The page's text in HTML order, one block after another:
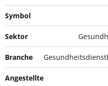
Symbol
Sektor
Branche
Angestellte